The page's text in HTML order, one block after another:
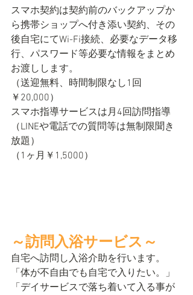
スマホ契約は契約前のバックアップか
ら携帯ショップへ付き添い契約、その
後自宅にてWi-Fi接続、必要なデータ移
行、パスワード等必要な情報をまとめ
お渡しします。
（送迎無料、時間制限なし1回
￥20,000）
スマホ指導サービスは月4回訪問指導
（LINEや電話での質問等は無制限聞き
放題）
（1ヶ月￥1,5000）
～訪問入浴サービス～
自宅へ訪問し入浴介助を行います。
「体が不自由でも自宅で入りたい。」
「デイサービスで落ち着いて入る事が